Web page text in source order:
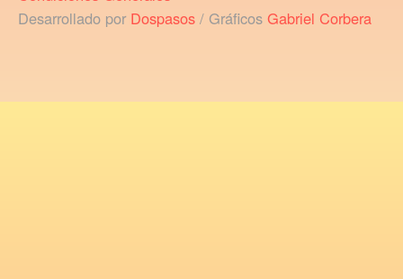
Desarrollado por Dospasos / Gráficos Gabriel Corbera